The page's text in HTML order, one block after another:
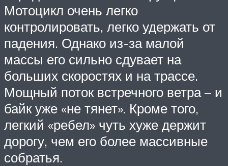
Мотоцикл очень легко
контролировать, легко удержать от
падения. Однако из-за малой
массы его сильно сдувает на
больших скоростях и на трассе.
Мощный поток встречного ветра – и
байк уже «не тянет». Кроме того,
легкий «ребел» чуть хуже держит
дорогу, чем его более массивные
собратья.